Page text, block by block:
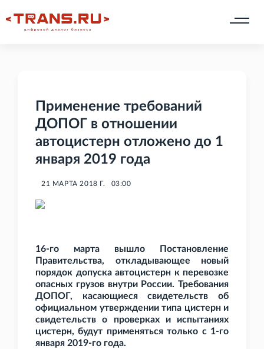
Применение требований
ДОПОГ в отношении
автоцистерн отложено до 1
января 2019 года
21 МАРТА 2018 Г. 03:00
16-го марта вышло Постановление
Правительства, откладывающее новый
порядок допуска автоцистерн к перевозке
опасных грузов внутри России. Требования
ДОПОГ, касающиеся свидетельств об
официальном утверждении типа цистерн и
свидетельств о проверках и испытаниях
цистерн, будут применяться только с 1-го
января 2019-го года.